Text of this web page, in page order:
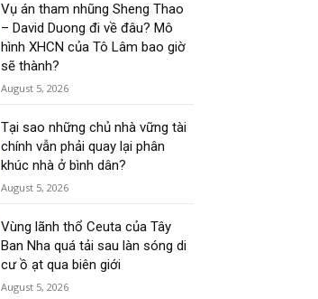
Vụ án tham nhũng Sheng Thao
– David Duong đi về đâu? Mô
hình XHCN của Tô Lâm bao giờ
sẽ thành?
August 5, 2026
Tại sao những chủ nhà vững tài
chính vẫn phải quay lại phân
khúc nhà ở bình dân?
August 5, 2026
Vùng lãnh thổ Ceuta của Tây
Ban Nha quá tải sau làn sóng di
cư ồ ạt qua biên giới
August 5, 2026